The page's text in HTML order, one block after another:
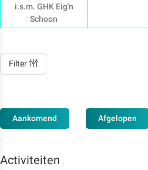
i.s.m. GHK Eig'n
Schoon
Filter
Aankomend Afgelopen
Activiteiten